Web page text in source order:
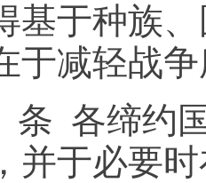
基于种族
于减轻战
各缔约
并于必要